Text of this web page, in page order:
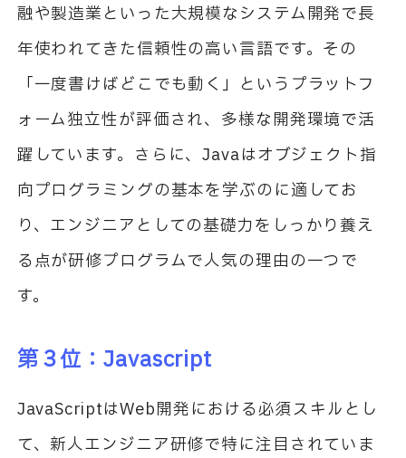
融や製造業といった大規模なシステム開発で長
年使われてきた信頼性の高い言語です。その
「一度書けばどこでも動く」というプラットフ
ォーム独立性が評価され、多様な開発環境で活
躍しています。さらに、Javaはオブジェクト指
向プログラミングの基本を学ぶのに適してお
り、エンジニアとしての基礎力をしっかり養え
る点が研修プログラムで人気の理由の一つで
す。
第３位：Javascript
JavaScriptはWeb開発における必須スキルとし
て、新人エンジニア研修で特に注目されていま